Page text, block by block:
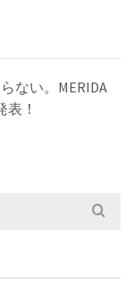
ない。MERIDA
表！